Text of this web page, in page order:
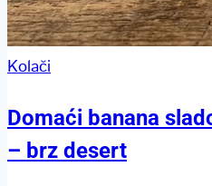
Kolači
Domaći banana
– brz desert